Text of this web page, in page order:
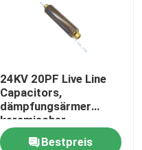
24KV 20PF Live Line
Capacitors,
dämpfungsärmer
keramischer
Kondensator Hochspg
Bestpreis